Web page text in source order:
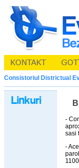
Consistoriul Districtual
-
sasi
-